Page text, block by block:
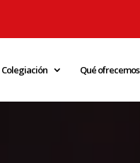
Colegiación Qué ofrecemos